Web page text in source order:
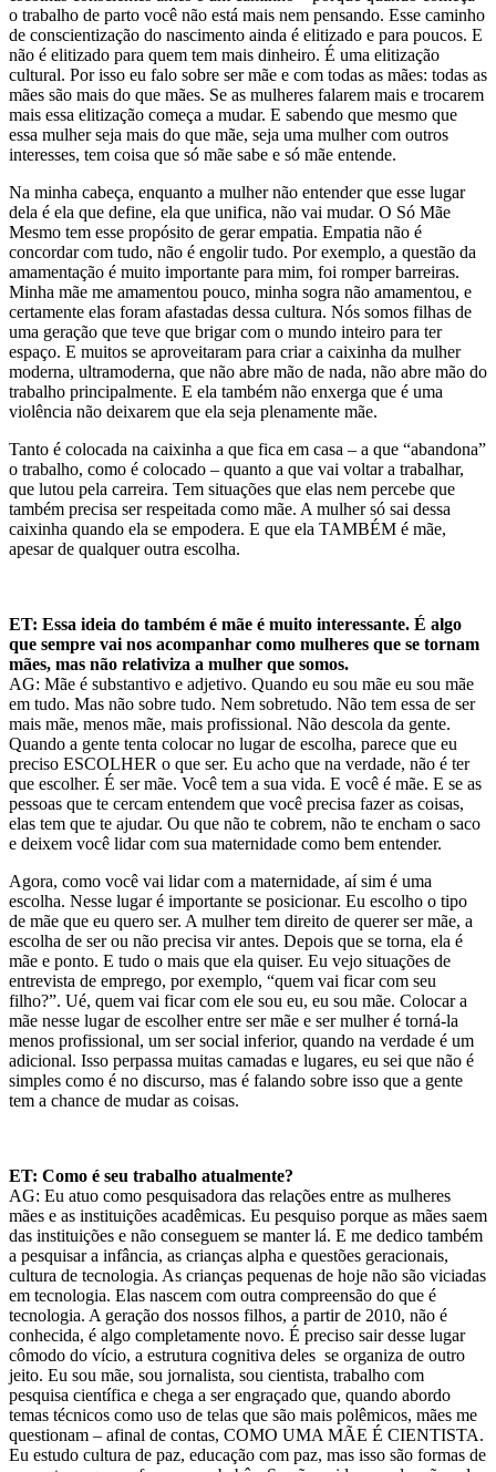
o trabalho de parto você não está mais nem pensando. Esse caminho
de conscientização do nascimento ainda é elitizado e para poucos. E
não é elitizado para quem tem mais dinheiro. É uma elitização
cultural. Por isso eu falo sobre ser mãe e com todas as mães: todas as
mães são mais do que mães. Se as mulheres falarem mais e trocarem
mais essa elitização começa a mudar. E sabendo que mesmo que
essa mulher seja mais do que mãe, seja uma mulher com outros
interesses, tem coisa que só mãe sabe e só mãe entende.
Na minha cabeça, enquanto a mulher não entender que esse lugar
dela é ela que define, ela que unifica, não vai mudar. O Só Mãe
Mesmo tem esse propósito de gerar empatia. Empatia não é
concordar com tudo, não é engolir tudo. Por exemplo, a questão da
amamentação é muito importante para mim, foi romper barreiras.
Minha mãe me amamentou pouco, minha sogra não amamentou, e
certamente elas foram afastadas dessa cultura. Nós somos filhas de
uma geração que teve que brigar com o mundo inteiro para ter
espaço. E muitos se aproveitaram para criar a caixinha da mulher
moderna, ultramoderna, que não abre mão de nada, não abre mão do
trabalho principalmente. E ela também não enxerga que é uma
violência não deixarem que ela seja plenamente mãe.
Tanto é colocada na caixinha a que fica em casa – a que “abandona”
o trabalho, como é colocado – quanto a que vai voltar a trabalhar,
que lutou pela carreira. Tem situações que elas nem percebe que
também precisa ser respeitada como mãe. A mulher só sai dessa
caixinha quando ela se empodera. E que ela TAMBÉM é mãe,
apesar de qualquer outra escolha.
ET: Essa ideia do também é mãe é muito interessante. É algo
que sempre vai nos acompanhar como mulheres que se tornam
mães, mas não relativiza a mulher que somos.
AG: Mãe é substantivo e adjetivo. Quando eu sou mãe eu sou mãe
em tudo. Mas não sobre tudo. Nem sobretudo. Não tem essa de ser
mais mãe, menos mãe, mais profissional. Não descola da gente.
Quando a gente tenta colocar no lugar de escolha, parece que eu
preciso ESCOLHER o que ser. Eu acho que na verdade, não é ter
que escolher. É ser mãe. Você tem a sua vida. E você é mãe. E se as
pessoas que te cercam entendem que você precisa fazer as coisas,
elas tem que te ajudar. Ou que não te cobrem, não te encham o saco
e deixem você lidar com sua maternidade como bem entender.
Agora, como você vai lidar com a maternidade, aí sim é uma
escolha. Nesse lugar é importante se posicionar. Eu escolho o tipo
de mãe que eu quero ser. A mulher tem direito de querer ser mãe, a
escolha de ser ou não precisa vir antes. Depois que se torna, ela é
mãe e ponto. E tudo o mais que ela quiser. Eu vejo situações de
entrevista de emprego, por exemplo, “quem vai ficar com seu
filho?”. Ué, quem vai ficar com ele sou eu, eu sou mãe. Colocar a
mãe nesse lugar de escolher entre ser mãe e ser mulher é torná-la
menos profissional, um ser social inferior, quando na verdade é um
adicional. Isso perpassa muitas camadas e lugares, eu sei que não é
simples como é no discurso, mas é falando sobre isso que a gente
tem a chance de mudar as coisas.
ET: Como é seu trabalho atualmente?
AG: Eu atuo como pesquisadora das relações entre as mulheres
mães e as instituições acadêmicas. Eu pesquiso porque as mães saem
das instituições e não conseguem se manter lá. E me dedico também
a pesquisar a infância, as crianças alpha e questões geracionais,
cultura de tecnologia. As crianças pequenas de hoje não são viciadas
em tecnologia. Elas nascem com outra compreensão do que é
tecnologia. A geração dos nossos filhos, a partir de 2010, não é
conhecida, é algo completamente novo. É preciso sair desse lugar
cômodo do vício, a estrutura cognitiva deles se organiza de outro
jeito. Eu sou mãe, sou jornalista, sou cientista, trabalho com
pesquisa científica e chega a ser engraçado que, quando abordo
temas técnicos como uso de telas que são mais polêmicos, mães me
questionam – afinal de contas, COMO UMA MÃE É CIENTISTA.
Eu estudo cultura de paz, educação com paz, mas isso são formas de